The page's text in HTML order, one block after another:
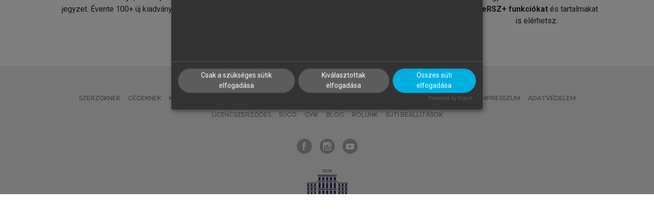
jegyzet. Évente 100+ új kiadvány.
MeRSZ+ funkciókat és tartalmakat
is elérhetsz.
SZERZŐKNEK CÉGEKNEK KÖNYVTÁROSOKNAK MI – ÁLTALÁNOS IRÁNYELVEK IMPRESSZUM ADATVÉDELEM
LICENCSZERZŐDÉS SÚGÓ GYIK BLOG RÓLUNK SÜTI BEÁLLÍTÁSOK
Csak a szükséges sütik
elfogadása
Kiválasztottak
elfogadása
Összes süti
elfogadása
Powered by Klaro!